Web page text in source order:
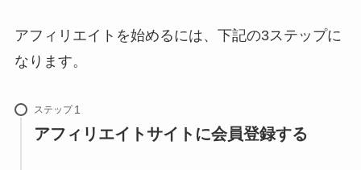
アフィリエイトを始めるには、下記の3ステップに
なります。
ステップ
アフィリエイトサイトに会員登録する